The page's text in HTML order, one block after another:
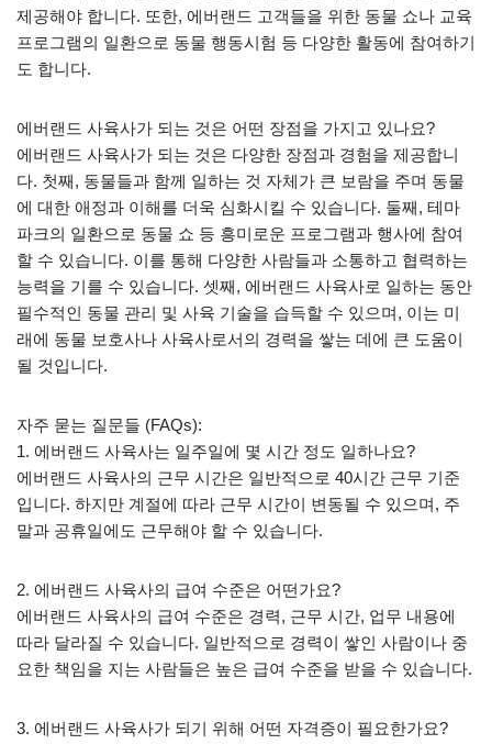
제공해야 합니다. 또한, 에버랜드 고객들을 위한 동물 쇼나 교육
프로그램의 일환으로 동물 행동시험 등 다양한 활동에 참여하기
도 합니다.
에버랜드 사육사가 되는 것은 어떤 장점을 가지고 있나요?
에버랜드 사육사가 되는 것은 다양한 장점과 경험을 제공합니
다. 첫째, 동물들과 함께 일하는 것 자체가 큰 보람을 주며 동물
에 대한 애정과 이해를 더욱 심화시킬 수 있습니다. 둘째, 테마
파크의 일환으로 동물 쇼 등 흥미로운 프로그램과 행사에 참여
할 수 있습니다. 이를 통해 다양한 사람들과 소통하고 협력하는
능력을 기를 수 있습니다. 셋째, 에버랜드 사육사로 일하는 동안
필수적인 동물 관리 및 사육 기술을 습득할 수 있으며, 이는 미
래에 동물 보호사나 사육사로서의 경력을 쌓는 데에 큰 도움이
될 것입니다.
자주 묻는 질문들 (FAQs):
1. 에버랜드 사육사는 일주일에 몇 시간 정도 일하나요?
에버랜드 사육사의 근무 시간은 일반적으로 40시간 근무 기준
입니다. 하지만 계절에 따라 근무 시간이 변동될 수 있으며, 주
말과 공휴일에도 근무해야 할 수 있습니다.
2. 에버랜드 사육사의 급여 수준은 어떤가요?
에버랜드 사육사의 급여 수준은 경력, 근무 시간, 업무 내용에
따라 달라질 수 있습니다. 일반적으로 경력이 쌓인 사람이나 중
요한 책임을 지는 사람들은 높은 급여 수준을 받을 수 있습니다.
3. 에버랜드 사육사가 되기 위해 어떤 자격증이 필요한가요?